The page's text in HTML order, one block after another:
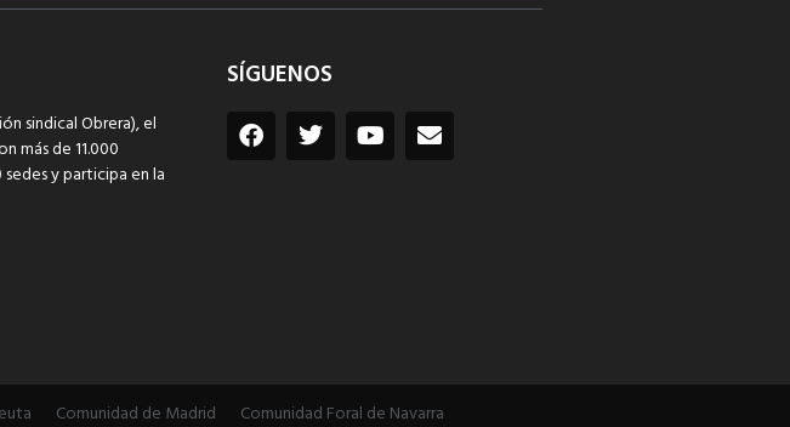
sindical Obrera), el
más de 11.000
y participa en la
SÍGUENOS
Comunidad de Madrid Comunidad Foral de Navarra